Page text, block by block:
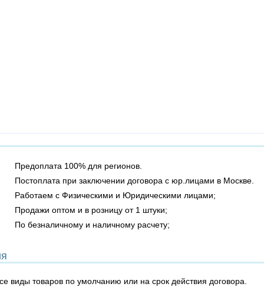
Предоплата 100% для регионов.
Постоплата при заключении договора с юр.лицами в Москве.
Работаем с Физическими и Юридическими лицами;
Продажи оптом и в розницу от 1 штуки;
По безналичному и наличному расчету;
виды товаров по умолчанию или на срок действия договора.